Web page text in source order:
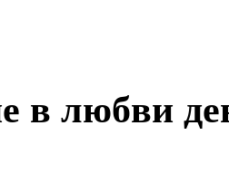
в любви